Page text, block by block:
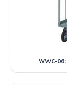
WWC-06: